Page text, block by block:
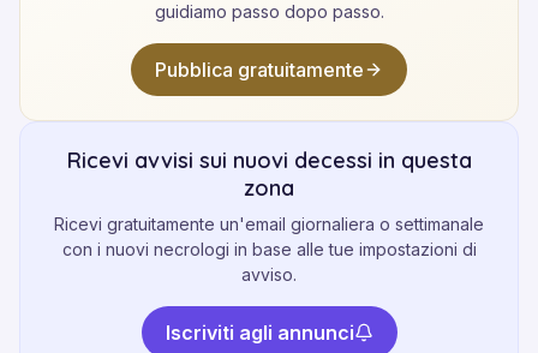
guidiamo passo dopo passo.
Pubblica gratuitamente
Ricevi avvisi sui nuovi decessi in questa
zona
Ricevi gratuitamente un'email giornaliera o settimanale
con i nuovi necrologi in base alle tue impostazioni di
avviso.
Iscriviti agli annunci